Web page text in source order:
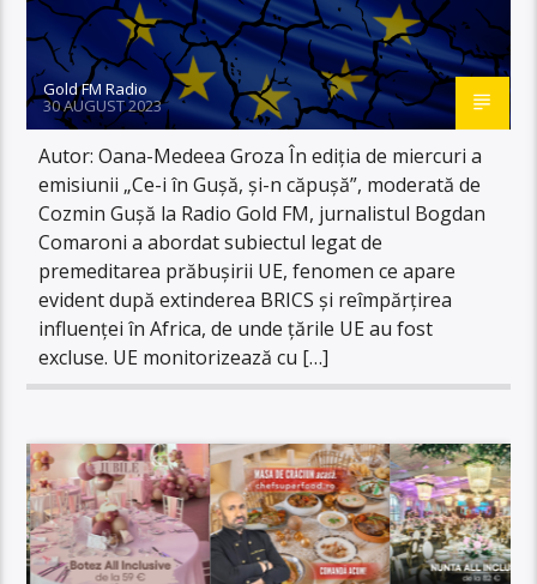
Gold FM Radio
30 AUGUST 2023
Autor: Oana-Medeea Groza În ediția de miercuri a
emisiunii „Ce-i în Gușă, și-n căpușă”, moderată de
Cozmin Gușă la Radio Gold FM, jurnalistul Bogdan
Comaroni a abordat subiectul legat de
premeditarea prăbușirii UE, fenomen ce apare
evident după extinderea BRICS și reîmpărțirea
influenței în Africa, de unde țările UE au fost
excluse. UE monitorizează cu […]